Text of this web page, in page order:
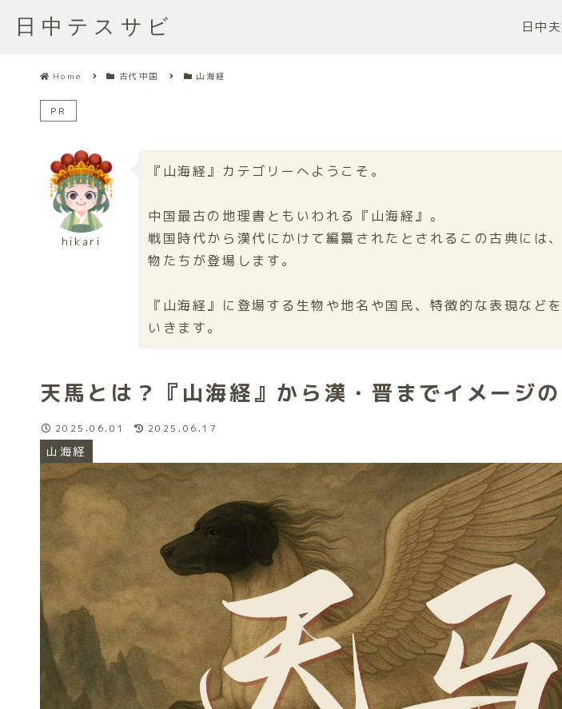
日中テスサビ 日中
Home 古代中国 山海経
PR
天馬とは？『山海経』から漢・晋までイメージ
山海経
2025.06.01 2025.06.17
hikari
『山海経』カテゴリーへようこそ。
中国最古の地理書ともいわれる『山海経』。
戦国時代から漢代にかけて編纂されたとされるこの古典には
物たちが登場します。
『山海経』に登場する生物や地名や国民、特徴的な表現など
いきます。